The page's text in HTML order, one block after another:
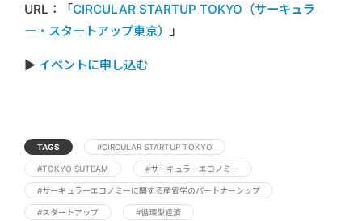
URL：「CIRCULAR STARTUP TOKYO（サーキュラ
ー・スタートアップ東京）
」
▶︎ イベントに申し込む
TAGS #CIRCULAR STARTUP TOKYO
#TOKYO SUTEAM #サーキュラーエコノミー
#サーキュラーエコノミーに関する産官学のパートナーシップ
#スタートアップ #循環型経済